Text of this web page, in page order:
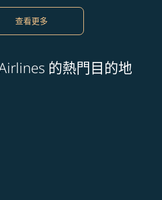
查看更多
的熱門目的地